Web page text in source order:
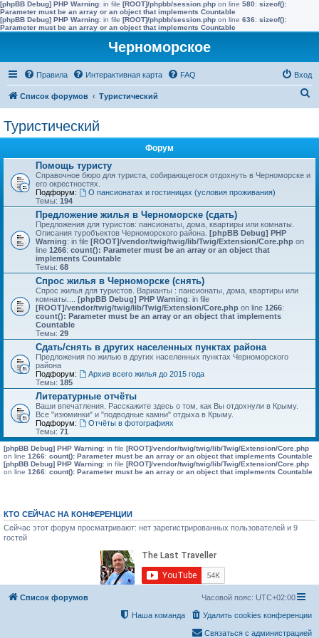
[phpBB Debug] PHP Warning: in file [ROOT]/phpbb/session.php on line 580: sizeof():
Parameter must be an array or an object that implements Countable
[phpBB Debug] PHP Warning: in file [ROOT]/phpbb/session.php on line 636: sizeof():
Parameter must be an array or an object that implements Countable
Черноморское
Правила Интерактивная карта FAQ Вход
Список форумов Туристический
Туристический
Форум
Помощь туристу
Справочное бюро для туриста, собирающегося отдохнуть в Черноморске и
его окрестностях.
Подфорум:
О пансионатах и гостиницах (условия проживания)
Темы: 194
Предложение жилья в Черноморске (сдать)
Предложения для туристов: пансионаты, дома, квартиры или комнаты.
Описания туробъектов Черноморского района. [phpBB Debug] PHP
Warning: in file [ROOT]/vendor/twig/twig/lib/Twig/Extension/Core.php on
line 1266: count(): Parameter must be an array or an object that
implements Countable
Темы: 68
Спрос жилья в Черноморске (снять)
Спрос жилья для туристов. Варианты : пансионаты, дома, квартиры или
комнаты.... [phpBB Debug] PHP Warning: in file
[ROOT]/vendor/twig/twig/lib/Twig/Extension/Core.php on line 1266:
count(): Parameter must be an array or an object that implements
Countable
Темы: 29
Сдать/снять в других населенных пунктах района
Предложения по жилью в других населенных пунктах Черноморского
района
Подфорум:
Архив всего жилья до 2015 года
Темы: 185
Литературные отчёты
Ваши впечатления. Расскажите здесь о том, как Вы отдохнули в Крыму.
Все "изюминки" и "подводные камни" отдыха в Крыму.
Подфорум:
Отчёты в фотографиях
Темы: 71
[phpBB Debug] PHP Warning: in file [ROOT]/vendor/twig/twig/lib/Twig/Extension/Core.php
on line 1266: count(): Parameter must be an array or an object that implements Countable
[phpBB Debug] PHP Warning: in file [ROOT]/vendor/twig/twig/lib/Twig/Extension/Core.php
on line 1266: count(): Parameter must be an array or an object that implements Countable
КТО СЕЙЧАС НА КОНФЕРЕНЦИИ
Сейчас этот форум просматривают: нет зарегистрированных пользователей и 9
гостей
Список форумов Часовой пояс: UTC+02:00
Удалить cookies конференции
Наша команда
Связаться с администрацией